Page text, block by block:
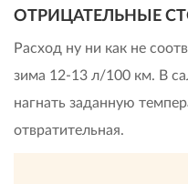
ОТРИЦАТЕЛЬНЫЕ
Расход ну ни как не
зима 12-13 л/100 км. В
нагнать заданную
отвратительная.